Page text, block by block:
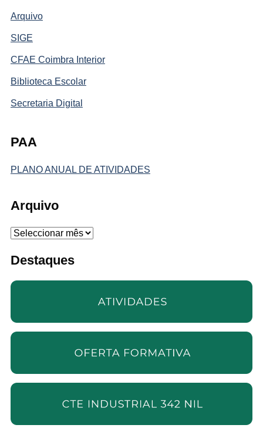
Arquivo
SIGE
CFAE Coimbra Interior
Biblioteca Escolar
Secretaria Digital
PAA
PLANO ANUAL DE ATIVIDADES
Arquivo
Arquivo
Destaques